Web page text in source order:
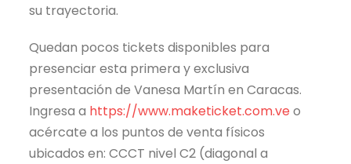
su trayectoria.
Quedan pocos tickets disponibles para
presenciar esta primera y exclusiva
presentación de Vanesa Martín en Caracas.
Ingresa a https://www.maketicket.com.ve o
acércate a los puntos de venta físicos
ubicados en: CCCT nivel C2 (diagonal a